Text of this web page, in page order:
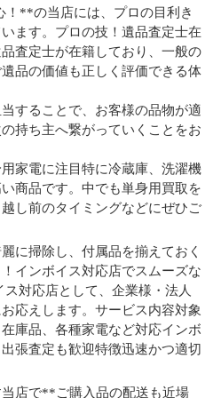
！**の当店には、プロの目利き
ます。プロの技！遺品査定士在
査定士が在籍しており、一般の
品の価値も正しく評価できる体
することで、お客様の品物が適
持ち主へ繋がっていくことをお
家電に注目特に冷蔵庫、洗濯機
商品です。中でも単身用買取を
し前のタイミングなどにぜひご
に掃除し、付属品を揃えておく
インボイス対応店でスムーズな
対応店として、企業様・法人
応えします。サービス内容対象
庫品、各種家電など対応インボ
張査定も歓迎特徴迅速かつ適切
店で**ご購入品の配送も近場